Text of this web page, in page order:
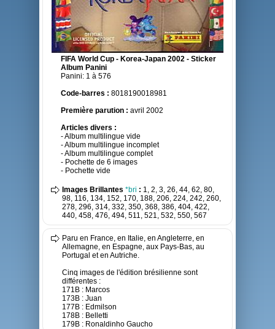
FIFA World Cup - Korea-Japan 2002 - Sticker
Album Panini
Panini: 1 à 576
Code-barres : 8018190018981
Première parution : avril 2002
Articles divers :
- Album multilingue vide
- Album multilingue incomplet
- Album multilingue complet
- Pochette de 6 images
- Pochette vide
Images Brillantes *bri : 1, 2, 3, 26, 44, 62, 80,
98, 116, 134, 152, 170, 188, 206, 224, 242, 260,
278, 296, 314, 332, 350, 368, 386, 404, 422,
440, 458, 476, 494, 511, 521, 532, 550, 567
Paru en France, en Italie, en Angleterre, en
Allemagne, en Espagne, aux Pays-Bas, au
Portugal et en Autriche.
Cinq images de l'édition brésilienne sont
différentes :
171B : Marcos
173B : Juan
177B : Edmilson
178B : Belletti
179B : Ronaldinho Gaucho